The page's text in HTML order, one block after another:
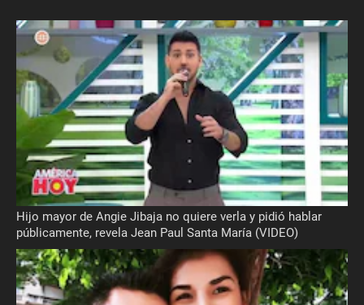
Hijo mayor de Angie Jibaja no quiere verla y pidió hablar
públicamente, revela Jean Paul Santa María (VIDEO)